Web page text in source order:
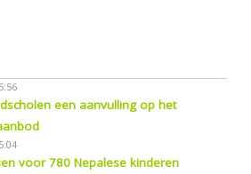
een aanvulling op het
voor 780 Nepalese kinderen